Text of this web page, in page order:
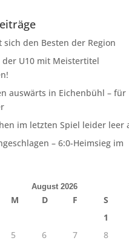
sich den Besten der Region
der U10 mit Meistertitel
auswärts in Eichenbühl – für
im letzten Spiel leider leer
– 6:0-Heimsieg im
August 2026
M D F S
1
5 6 7 8